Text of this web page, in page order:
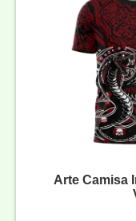
Arte Camisa